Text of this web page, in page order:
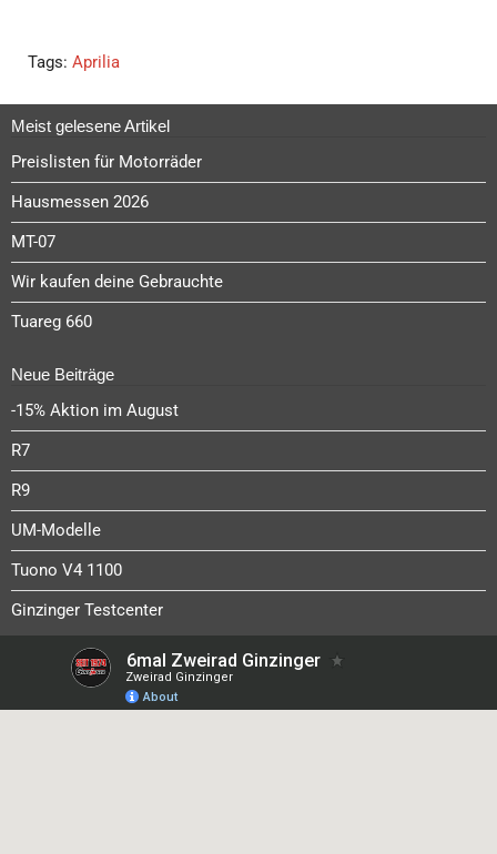
Tags: Aprilia
Meist gelesene Artikel
Preislisten für Motorräder
Hausmessen 2026
MT-07
Wir kaufen deine Gebrauchte
Tuareg 660
Neue Beiträge
-15% Aktion im August
R7
R9
UM-Modelle
Tuono V4 1100
Ginzinger Testcenter